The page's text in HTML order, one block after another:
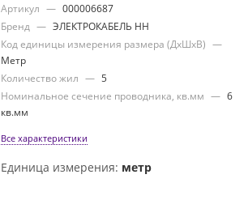
Артикул — 000006687
Бренд — ЭЛЕКТРОКАБЕЛЬ НН
Код единицы измерения размера (ДхШхВ) —
Метр
Количество жил — 5
Номинальное сечение проводника, кв.мм — 6
кв.мм
Все характеристики
Единица измерения: метр